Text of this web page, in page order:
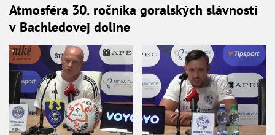
Atmosféra 30. ročníka goralských slávností
v Bachledovej doline